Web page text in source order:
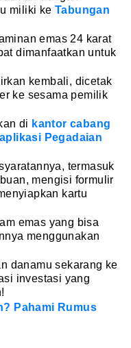
miliki ke Tabungan
emas 24 karat
dimanfaatkan untuk
kembali, dicetak
ke sesama pemilik
di kantor cabang
aplikasi Pegadaian
termasuk
mengisi formulir
kartu
emas yang bisa
menggunakan
danamu sekarang ke
investasi yang
Pahami Rumus